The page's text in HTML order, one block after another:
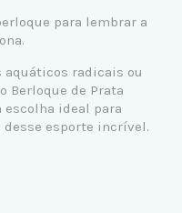
para lembrar a
aquáticos radicais ou
Berloque de Prata
escolha ideal para
desse esporte incrível.